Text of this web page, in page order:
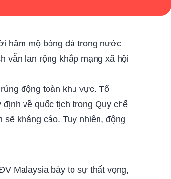
hâm mộ bóng đá trong nước
vẫn lan rộng khắp mạng xã hội
động toàn khu vực. Tổ
về quốc tịch trong Quy chế
kháng cáo. Tuy nhiên, động
Malaysia bày tỏ sự thất vọng,